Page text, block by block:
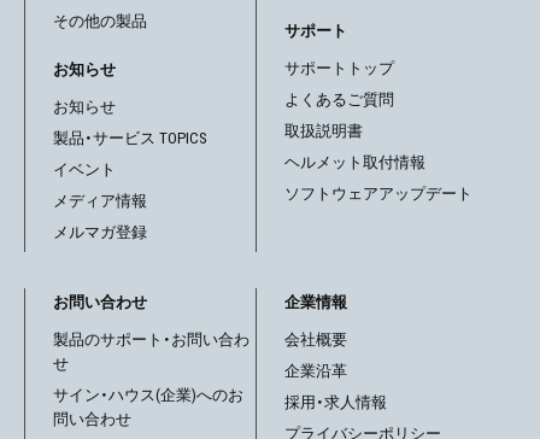
シ
ョ
ン
その他の製品
お知らせ
お知らせ
製品・サービス TOPICS
イベント
メディア情報
メルマガ登録
サポート
サポートトップ
よくあるご質問
取扱説明書
ヘルメット取付情報
ソフトウェアアップデート
お問い合わせ
製品のサポート・お問い合わ
せ
サイン・ハウス(企業)へのお
問い合わせ
企業情報
会社概要
企業沿革
採用・求人情報
プライバシーポリシー